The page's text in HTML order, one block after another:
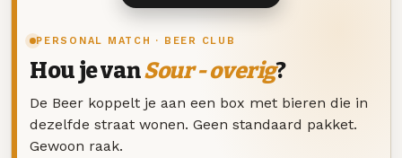
PERSONAL MATCH · BEER CLUB
Hou je vanSour - overig?
De Beer koppelt je aan een box met bieren die in
dezelfde straat wonen. Geen standaard pakket.
Gewoon raak.